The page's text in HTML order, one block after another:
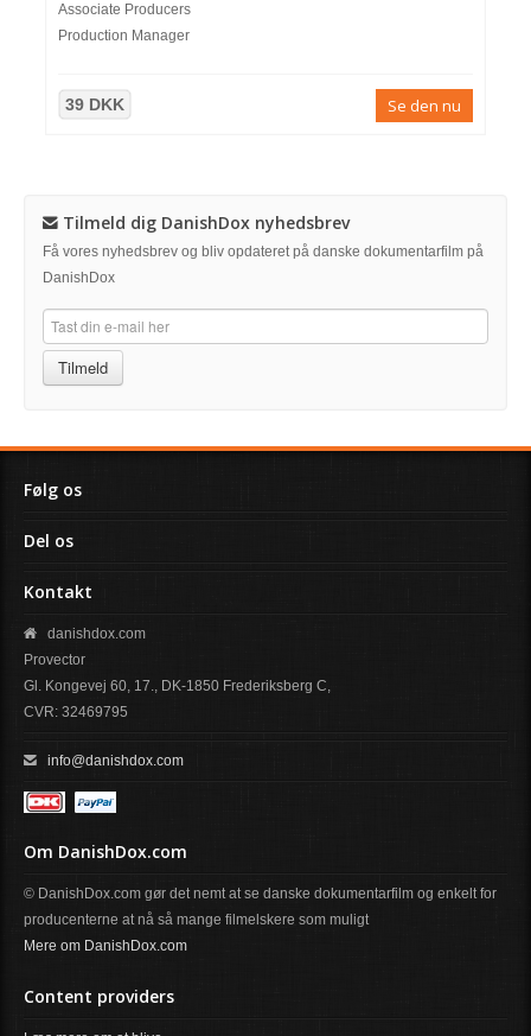
Associate Producers
Production Manager
39 DKK Se den nu
Tilmeld dig DanishDox nyhedsbrev
Få vores nyhedsbrev og bliv opdateret på danske dokumentarfilm på
DanishDox
Tilmeld
Følg os
Del os
Kontakt
danishdox.com
Provector
Gl. Kongevej 60, 17., DK-1850 Frederiksberg C,
CVR: 32469795
info@danishdox.com
Om DanishDox.com
© DanishDox.com gør det nemt at se danske dokumentarfilm og enkelt for
producenterne at nå så mange filmelskere som muligt
Mere om DanishDox.com
Content providers